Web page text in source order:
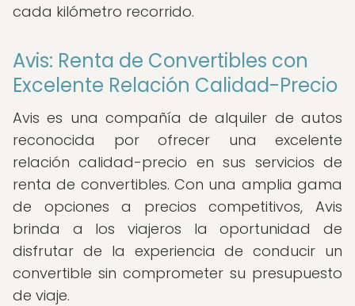
cada kilómetro recorrido.
Avis: Renta de Convertibles con
Excelente Relación Calidad-Precio
Avis es una compañía de alquiler de autos
reconocida por ofrecer una excelente
relación calidad-precio en sus servicios de
renta de convertibles. Con una amplia gama
de opciones a precios competitivos, Avis
brinda a los viajeros la oportunidad de
disfrutar de la experiencia de conducir un
convertible sin comprometer su presupuesto
de viaje.